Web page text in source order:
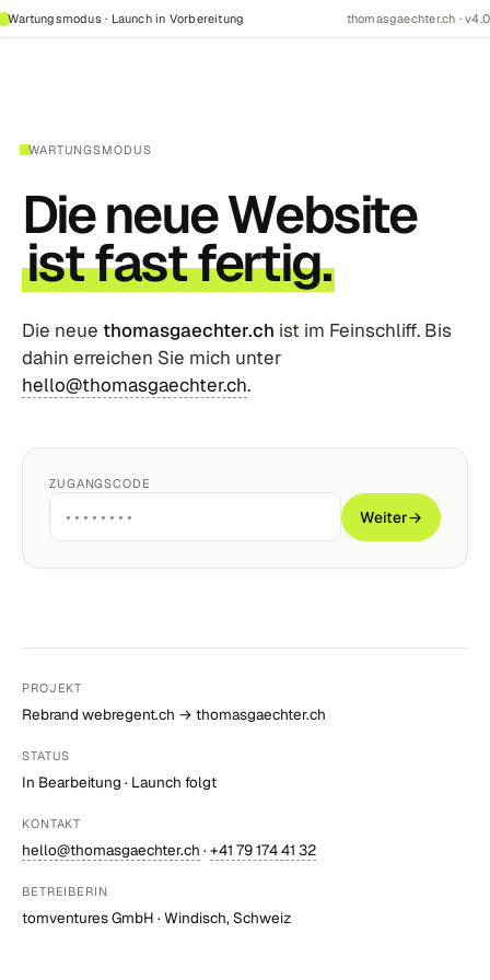
Wartungsmodus · Launch in Vorbereitung thomasgaechter.ch · v4.0
WARTUNGSMODUS
Die neue Website
ist fast fertig.
Die neue thomasgaechter.ch ist im Feinschliff. Bis
dahin erreichen Sie mich unter
hello@thomasgaechter.ch.
ZUGANGSCODE
Weiter→
PROJEKT
Rebrand webregent.ch → thomasgaechter.ch
STATUS
In Bearbeitung · Launch folgt
KONTAKT
hello@thomasgaechter.ch ·+41 79 174 41 32
BETREIBERIN
tomventures GmbH · Windisch, Schweiz